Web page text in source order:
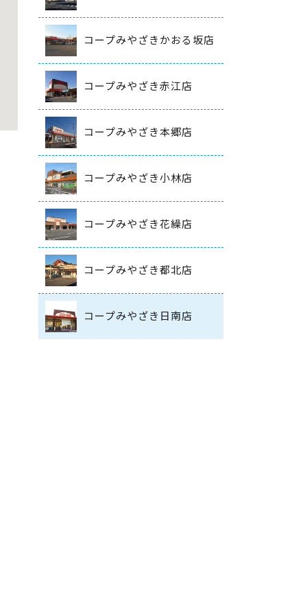
コープみやざきかおる坂店
コープみやざき赤江店
コープみやざき本郷店
コープみやざき小林店
コープみやざき花繰店
コープみやざき都北店
コープみやざき日南店